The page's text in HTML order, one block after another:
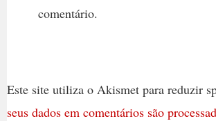
comentário.
Este site utiliza o Akismet para reduzir
seus dados em comentários são